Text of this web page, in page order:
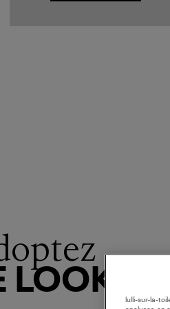
LOOK
lulli-sur-la-